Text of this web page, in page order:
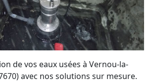
de vos eaux usées à Vernou-la-
avec nos solutions sur mesure.